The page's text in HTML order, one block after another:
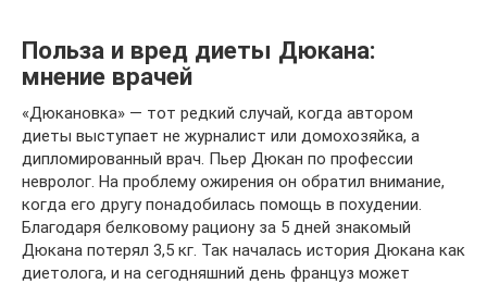
Польза и вред диеты Дюкана:
мнение врачей
«Дюкановка» — тот редкий случай, когда автором
диеты выступает не журналист или домохозяйка, а
дипломированный врач. Пьер Дюкан по профессии
невролог. На проблему ожирения он обратил внимание,
когда его другу понадобилась помощь в похудении.
Благодаря белковому рациону за 5 дней знакомый
Дюкана потерял 3,5 кг. Так началась история Дюкана как
диетолога, и на сегодняшний день француз может